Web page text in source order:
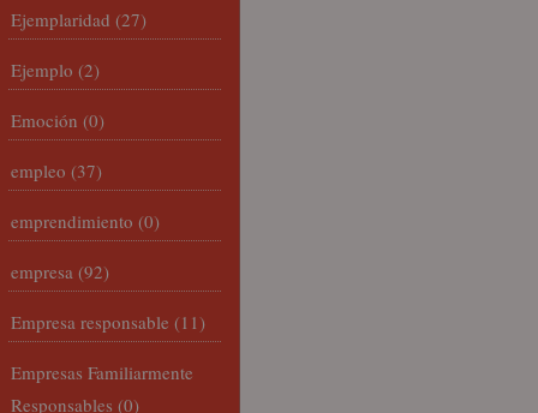
Ejemplaridad (27)
Ejemplo (2)
Emoción (0)
empleo (37)
emprendimiento (0)
empresa (92)
Empresa responsable (11)
Empresas Familiarmente
Responsables (0)